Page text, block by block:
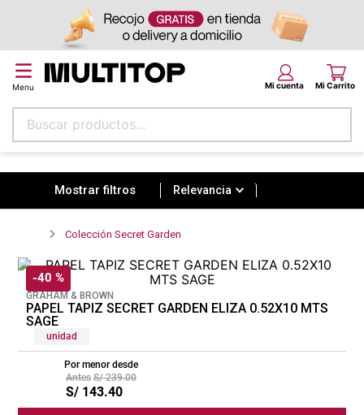
Buscar productos...
Relevancia
Colección Secret Garden
-40 %
GRAHAM & BROWN
PAPEL TAPIZ SECRET GARDEN ELIZA 0.52X10 MTS
SAGE
unidad
Por menor desde
S/ 239.00
S/ 143.40
papel tapiz
espuma
tela
piso